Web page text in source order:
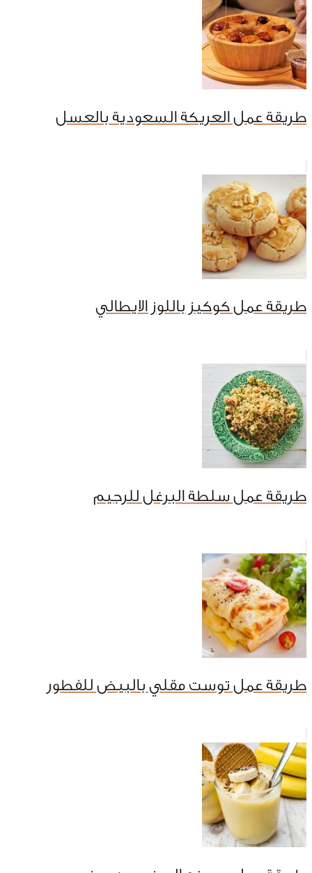
طريقة عمل العريكة السعودية بالعسل
طريقة عمل كوكيز باللوز الايطالي
طريقة عمل سلطة البرغل للرجيم
طريقة عمل توست مقلي بالبيض للفطور